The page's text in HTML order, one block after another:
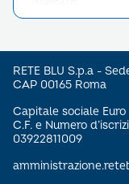
RETE BLU S.p.a -
CAP 00165 Roma
Capitale sociale Euro
C.F. e Numero
03922811009